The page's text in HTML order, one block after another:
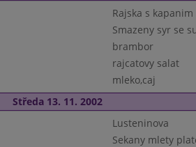
Rajska s kapanim
Smazeny syr se
brambor
rajcatovy salat
mleko,caj
Středa 13. 11. 2002
Lusteninova
Sekany mlety